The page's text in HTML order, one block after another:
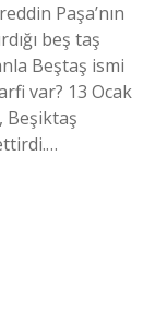
Paşa’nın
beş taş
Beştaş ismi
var? 13 Ocak
Beşiktaş